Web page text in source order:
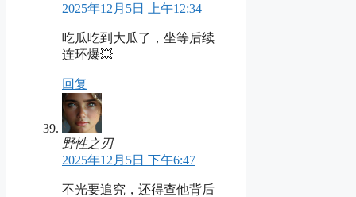
2025年12月5日 上午12:34
吃瓜吃到大瓜了，坐等后续
连环爆💥
回复
野性之刃
2025年12月5日 下午6:47
不光要追究，还得查他背后